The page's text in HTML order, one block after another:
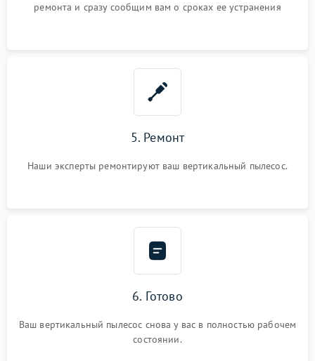
ремонта и сразу сообщим вам о сроках ее устранения
5. Ремонт
Наши эксперты ремонтируют ваш вертикальный пылесос.
6. Готово
Ваш вертикальный пылесос снова у вас в полностью рабочем
состоянии.